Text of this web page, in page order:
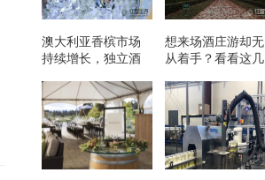
澳大利亚香槟市场
持续增长，独立酒
想来场酒庄游却无
从着手？看看这几